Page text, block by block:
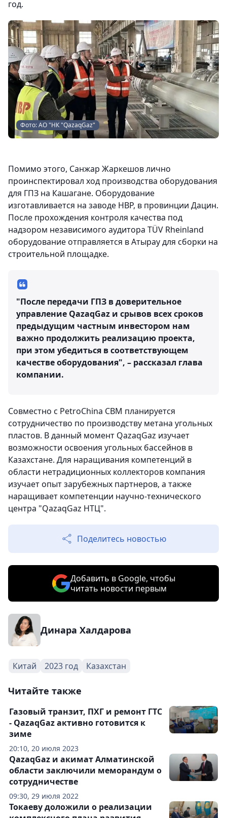
год.
Фото: АО "НК "QazaqGaz"
Помимо этого, Санжар Жаркешов лично
проинспектировал ход производства оборудования
для ГПЗ на Кашагане. Оборудование
изготавливается на заводе HBP, в провинции Дацин.
После прохождения контроля качества под
надзором независимого аудитора TÜV Rheinland
оборудование отправляется в Атырау для сборки на
строительной площадке.
"После передачи ГПЗ в доверительное
управление QazaqGaz и срывов всех сроков
предыдущим частным инвестором нам
важно продолжить реализацию проекта,
при этом убедиться в соответствующем
качестве оборудования", – рассказал глава
компании.
Совместно с PetroChina CBM планируется
сотрудничество по производству метана угольных
пластов. В данный момент QazaqGaz изучает
возможности освоения угольных бассейнов в
Казахстане. Для наращивания компетенций в
области нетрадиционных коллекторов компания
изучает опыт зарубежных партнеров, а также
наращивает компетенции научно-технического
центра "QazaqGaz НТЦ".
Поделитесь новостью
Добавить в Google, чтобы
читать новости первым
Динара Халдарова
Китай 2023 год Казахстан
Читайте также
20:10, 20 июля 2023
Газовый транзит, ПХГ и ремонт ГТС
- QazaqGaz активно готовится к
зиме
09:30, 29 июля 2022
QazaqGaz и акимат Алматинской
области заключили меморандум о
сотрудничестве
Токаеву доложили о реализации